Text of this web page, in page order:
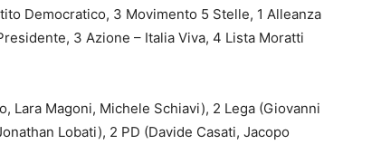
Democratico, 3 Movimento 5 Stelle, 1 Alleanza
3 Azione – Italia Viva, 4 Lista Moratti
Lara Magoni, Michele Schiavi), 2 Lega (Giovanni
Lobati), 2 PD (Davide Casati, Jacopo